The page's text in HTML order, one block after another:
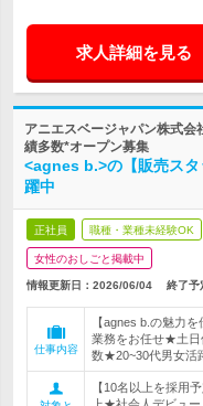
求人詳細を見る
アニエスベージャパン株式
績多数*オープン募集
<agnes b.>の【販売ス
躍中
正社員 職種・業種未経験OK
女性のおしごと掲載中
情報更新日：2026/06/04 終了予
仕事内容
【agnes b.の魅力
業務をお任せ★土日
数★20~30代男女活
【10名以上を採用
上★社会人デビュ